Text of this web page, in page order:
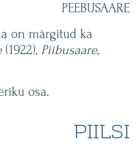
PEEBUSAARE
on märgitud ka
(1922), Piibusaare,
osa.
PIILSI